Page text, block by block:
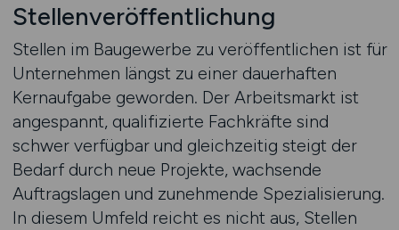
Stellenveröffentlichung
Stellen im Baugewerbe zu veröffentlichen ist für
Unternehmen längst zu einer dauerhaften
Kernaufgabe geworden. Der Arbeitsmarkt ist
angespannt, qualifizierte Fachkräfte sind
schwer verfügbar und gleichzeitig steigt der
Bedarf durch neue Projekte, wachsende
Auftragslagen und zunehmende Spezialisierung.
In diesem Umfeld reicht es nicht aus, Stellen